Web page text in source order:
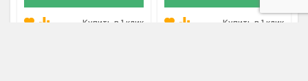
Купить в 1 клик Купить в 1 клик